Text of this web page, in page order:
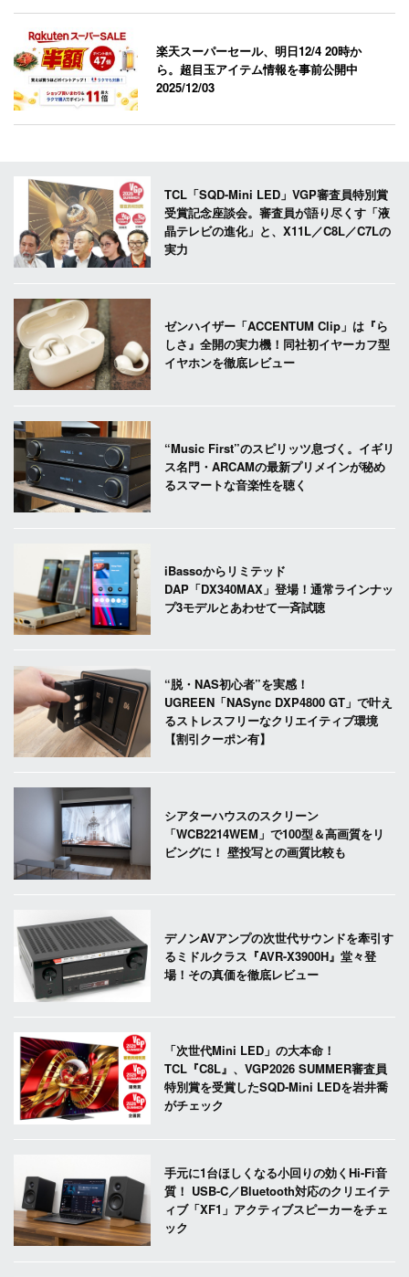
楽天スーパーセール、明日12/4 20時か
ら。超目玉アイテム情報を事前公開中
2025/12/03
TCL「SQD-Mini LED」VGP審査員特別賞
受賞記念座談会。審査員が語り尽くす「液
晶テレビの進化」と、X11L／C8L／C7Lの
実力
ゼンハイザー「ACCENTUM Clip」は『ら
しさ』全開の実力機！同社初イヤーカフ型
イヤホンを徹底レビュー
“Music First”のスピリッツ息づく。イギリ
ス名門・ARCAMの最新プリメインが秘め
るスマートな音楽性を聴く
iBassoからリミテッド
DAP「DX340MAX」登場！通常ラインナッ
プ3モデルとあわせて一斉試聴
“脱・NAS初心者”を実感！
UGREEN「NASync DXP4800 GT」で叶え
るストレスフリーなクリエイティブ環境
【割引クーポン有】
シアターハウスのスクリーン
「WCB2214WEM」で100型＆高画質をリ
ビングに！ 壁投写との画質比較も
デノンAVアンプの次世代サウンドを牽引す
るミドルクラス『AVR-X3900H』堂々登
場！その真価を徹底レビュー
「次世代Mini LED」の大本命！
TCL『C8L』、VGP2026 SUMMER審査員
特別賞を受賞したSQD-Mini LEDを岩井喬
がチェック
手元に1台ほしくなる小回りの効くHi-Fi音
質！ USB-C／Bluetooth対応のクリエイテ
ィブ「XF1」アクティブスピーカーをチェ
ック